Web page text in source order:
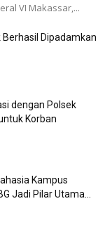
VI Makassar,...
Berhasil Dipadamkan
dengan Polsek
Korban
Kampus
Jadi Pilar Utama...